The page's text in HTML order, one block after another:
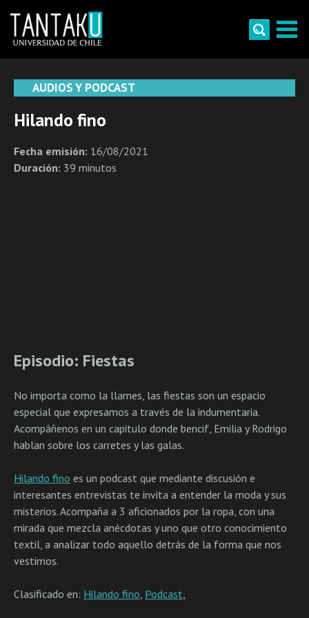
content
AUDIOS Y PODCAST
Hilando fino
Fecha emisión: 16/08/2021
Duración: 39 minutos
Episodio: Fiestas
No importa como la llames, las fiestas son un espacio
especial que expresamos a través de la indumentaria.
Acompáñenos en un capitulo donde bencif, Emilia y Rodrigo
hablan sobre los carretes y las galas.
Hilando fino es un podcast que mediante discusión e
interesantes entrevistas te invita a entender la moda y sus
misterios. Acompaña a 3 aficionados por la ropa, con una
mirada que mezcla anécdotas y uno que otro conocimiento
textil, a analizar todo aquello detrás de la forma que nos
vestimos.
Clasificado en: Hilando fino, Podcast,